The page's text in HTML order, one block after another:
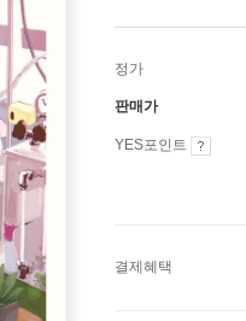
정가
판매가
YES포인트
결제혜택